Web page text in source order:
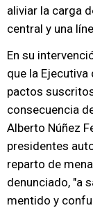
aliviar la carga
central y una
En su
que la
pactos
consecuencia
Alberto Núñez
presidentes
reparto de
denunciado, "a
mentido y